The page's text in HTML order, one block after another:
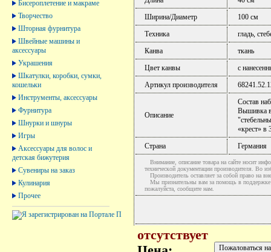
Бисероплетение и макраме
Творчество
Шторная фурнитура
Швейные машины и
аксессуары
Украшения
Шкатулки, коробки, сумки,
кошельки
Инструменты, аксессуары
Фурнитура
Шнурки и шнуры
Игры
Аксессуары для волос и
детская бижутерия
Сувениры на заказ
Кулинария
Прочее
Ширина/Диаметр
100 см
Техника
гладь,
Канва
ткань
Цвет канвы
с
Артикул производителя
Описание
Состав
Вышивка
«крест» в
Страна
Германия
Внимание, описание товара на сайте носит
технической документации производителя. Во
Производитель оставляет за собой право на
Мы признательны вам за помощь в поддержке
пожалуйста, сообщите нам.
отсутствует